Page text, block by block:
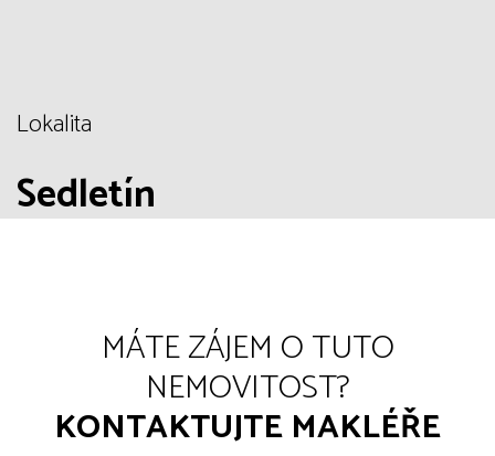
Lokalita
Sedletín
MÁTE ZÁJEM O TUTO
NEMOVITOST?
KONTAKTUJTE MAKLÉŘE